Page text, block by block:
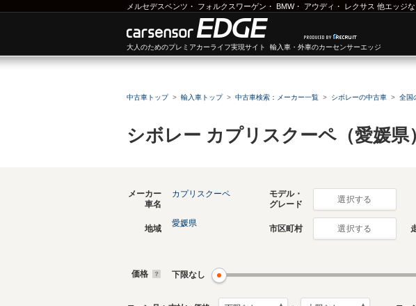
メルセデスベンツ ・ フォルクスワーゲン ・ BMW・ アウディ ・ レクサス 他エッジ
大人のためのプレミアカーライフ実現サイト 輸入車・外車のカーセンサーエッジ
中古車トップ 輸入車トップ 中古車検索：メーカー一覧 シボレーの中古車 全国
シボレー カプリスクーペ（愛媛県
メーカー
車名
カプリスクーペ
モデル・
グレード
選択する
地域
愛媛県
市区町村 選択する
価格 下限なし